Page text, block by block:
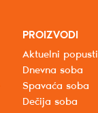
PROIZVODI
Aktuelni popusti
Dnevna soba
Spavaća soba
Dečija soba